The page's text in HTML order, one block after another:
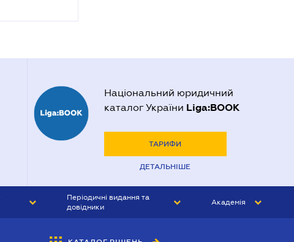
Національний юридичний
каталог України Liga:BOOK
ТАРИФИ
ДЕТАЛЬНІШЕ
Періодичні видання та
довідники
Академія